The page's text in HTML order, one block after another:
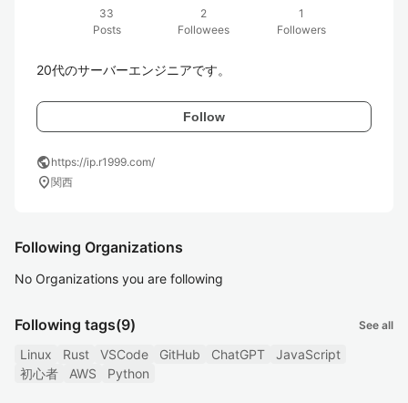
33
Posts
2
Followees
1
Followers
20代のサーバーエンジニアです。
Follow
publichttps://ip.r1999.com/
location_on関西
Following Organizations
No Organizations you are following
Following tags(9) See all
Linux Rust VSCode GitHub ChatGPT
JavaScript
初心者
AWS Python